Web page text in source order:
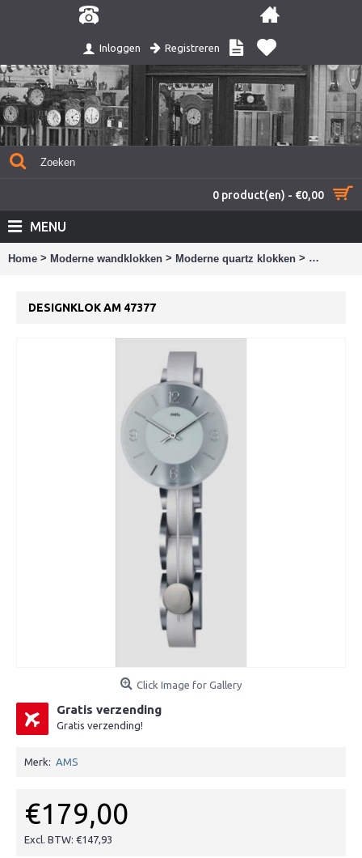
Inloggen Registreren
0 product(en) - €0,00
MENU
Home > Moderne wandklokken > Moderne quartz klokken >
DESIGNKLOK AM 47377
Click Image for Gallery
Gratis verzending
Gratis verzending!
Merk: AMS
€179,00
Excl. BTW: €147,93